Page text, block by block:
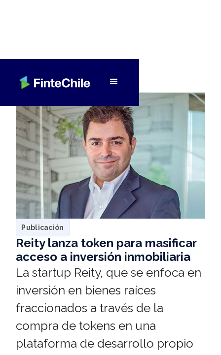
Publicación
Reity lanza token para masificar
acceso a inversión inmobiliaria
La startup Reity, que se enfoca en
inversión en bienes raíces
fraccionados a través de la
compra de tokens en una
plataforma de desarrollo propio